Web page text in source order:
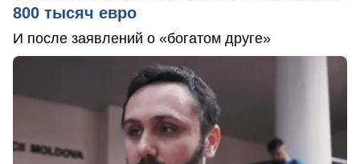
800 тысяч евро
И после заявлений о «богатом друге»